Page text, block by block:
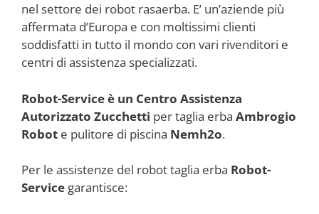
nel settore dei robot rasaerba. E’ un’aziende più
affermata d’Europa e con moltissimi clienti
soddisfatti in tutto il mondo con vari rivenditori e
centri di assistenza specializzati.
Robot-Service è un Centro Assistenza
Autorizzato Zucchetti per taglia erba Ambrogio
Robot e pulitore di piscina Nemh2o.
Per le assistenze del robot taglia erba Robot-
Service garantisce: